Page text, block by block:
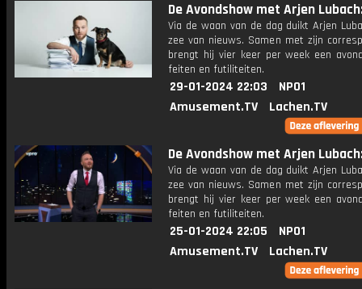
De Avondshow met Arjen
Via de waan van de dag duikt Arjen
zee van nieuws. Samen met zijn
brengt hij vier keer per week een
feiten en futiliteiten.
29-01-2024 22:03
NPO1
Amusement.TV
Lachen.TV
De Avondshow met Arjen
Via de waan van de dag duikt Arjen
zee van nieuws. Samen met zijn
brengt hij vier keer per week een
feiten en futiliteiten.
25-01-2024 22:05
NPO1
Amusement.TV
Lachen.TV